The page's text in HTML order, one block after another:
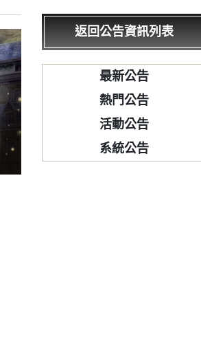
返回公告資訊列表
最新公告
熱門公告
活動公告
系統公告